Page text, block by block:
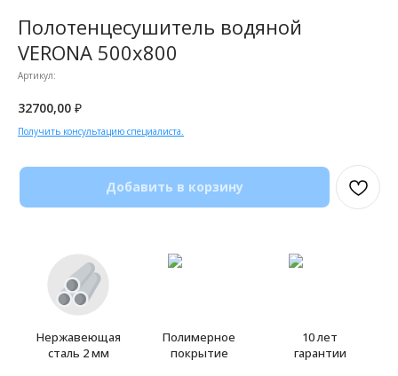
Полотенцесушитель водяной
VERONA 500x800
Артикул:
32700,00 ₽
Получить консультацию специалиста.
Добавить в корзину
Нержавеющая
сталь 2 мм
Полимерное
покрытие
10 лет
гарантии